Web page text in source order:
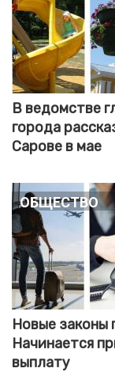
В ведомстве
города
Сарове в мае
Общество
Новые законы
Начинается
выплату